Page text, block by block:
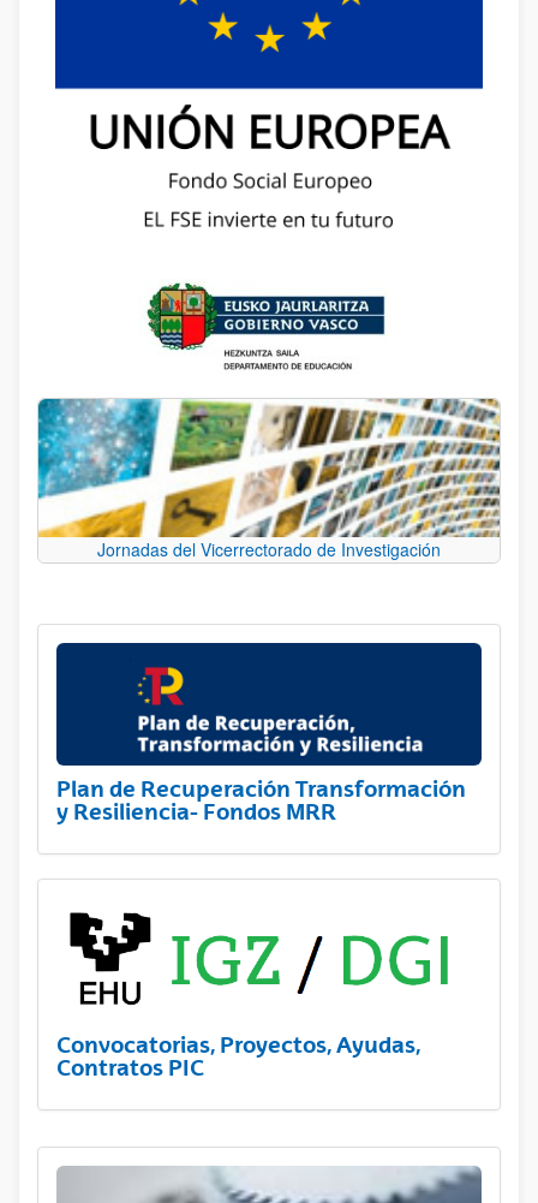
Jornadas del Vicerrectorado de Investigación
Plan de Recuperación Transformación
y Resiliencia- Fondos MRR
Convocatorias, Proyectos, Ayudas,
Contratos PIC